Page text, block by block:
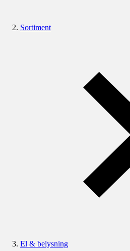
Sortiment
El & belysning